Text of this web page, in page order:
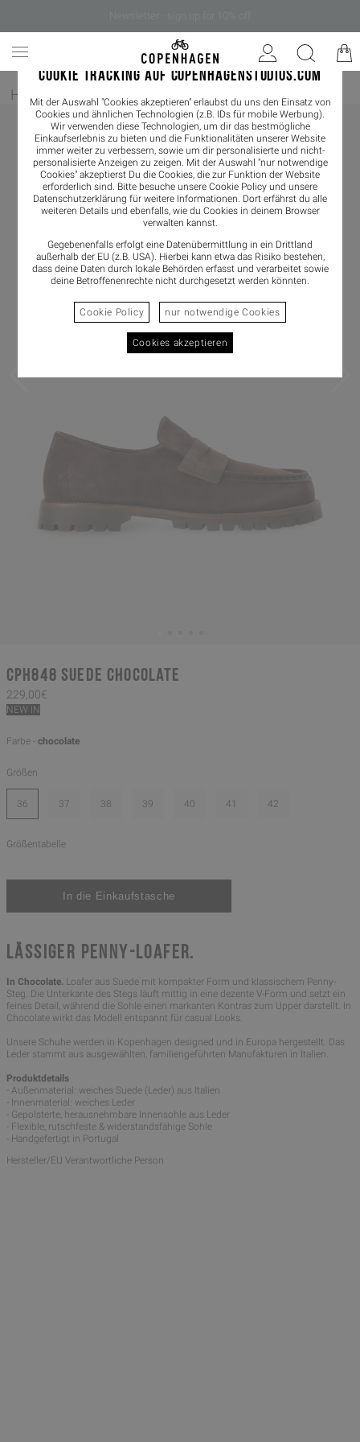
COOKIE TRACKING AUF COPENHAGENSTUDIOS.COM
Mit der Auswahl "Cookies akzeptieren" erlaubst du uns den Einsatz von
Cookies und ähnlichen Technologien (z.B. IDs für mobile Werbung).
Wir verwenden diese Technologien, um dir das bestmögliche
Einkaufserlebnis zu bieten und die Funktionalitäten unserer Website
immer weiter zu verbessern, sowie um dir personalisierte und nicht-
personalisierte Anzeigen zu zeigen. Mit der Auswahl "nur notwendige
Cookies" akzeptierst Du die Cookies, die zur Funktion der Website
erforderlich sind. Bitte besuche unsere Cookie Policy und unsere
Datenschutzerklärung für weitere Informationen. Dort erfährst du alle
weiteren Details und ebenfalls, wie du Cookies in deinem Browser
verwalten kannst.
Gegebenenfalls erfolgt eine Datenübermittlung in ein Drittland
außerhalb der EU (z.B. USA). Hierbei kann etwa das Risiko bestehen,
dass deine Daten durch lokale Behörden erfasst und verarbeitet sowie
deine Betroffenenrechte nicht durchgesetzt werden könnten.
Cookie Policy nur notwendige Cookies
Cookies akzeptieren
Home / Damen/ Loafer
CPH848 suede chocolate
229,00€
NEW IN
Farbe - chocolate
Größen
36 37 38 39 40 41 42
Größentabelle
LÄSSIGER PENNY-LOAFER.
In Chocolate. Loafer aus Suede mit kompakter Form und klassischem Penny-
Steg. Die Unterkante des Stegs läuft mittig in eine dezente V-Form und setzt ein
feines Detail, während die Sohle einen markanten Kontras zum Upper darstellt. In
Chocolate wirkt das Modell entspannt für casual Looks.
Unsere Schuhe werden in Kopenhagen designed und in Europa hergestellt. Das
Leder stammt aus ausgewählten, familiengeführten Manufakturen in Italien.
Produktdetails
- Außenmaterial: weiches Suede (Leder) aus Italien
- Innenmaterial: weiches Leder
- Gepolsterte, herausnehmbare Innensohle aus Leder
- Flexible, rutschfeste & widerstandsfähige Sohle
- Handgefertigt in Portugal
Hersteller/EU Verantwortliche Person